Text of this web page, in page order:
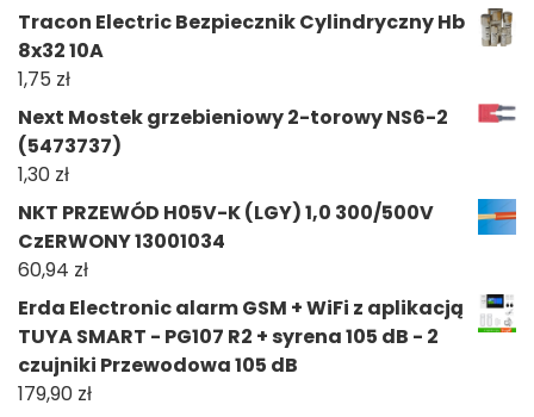
Tracon Electric Bezpiecznik Cylindryczny Hb
8x32 10A
1,75 zł
Next Mostek grzebieniowy 2-torowy NS6-2
(5473737)
1,30 zł
NKT PRZEWÓD H05V-K (LGY) 1,0 300/500V
CzERWONY 13001034
60,94 zł
Erda Electronic alarm GSM + WiFi z aplikacją
TUYA SMART - PG107 R2 + syrena 105 dB - 2
czujniki Przewodowa 105 dB
179,90 zł